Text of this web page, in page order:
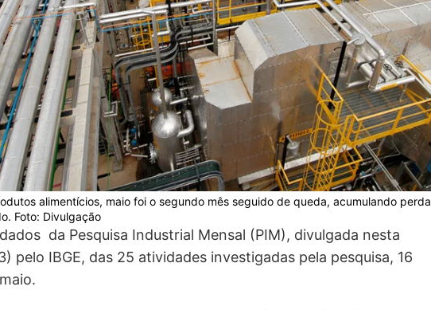
alimentícios, maio foi o segundo mês seguido de queda, acumulando perda
Foto: Divulgação
da Pesquisa Industrial Mensal (PIM), divulgada nesta
pelo IBGE, das 25 atividades investigadas pela pesquisa, 16